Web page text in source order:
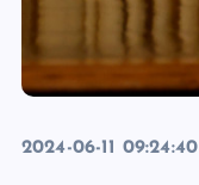
2024-06-11 09:24:40